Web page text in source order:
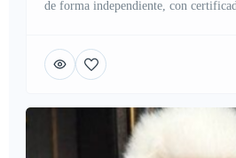
de forma independiente, con
CITES. Se entregarán con toda la
requerida. Soy criador registrado en